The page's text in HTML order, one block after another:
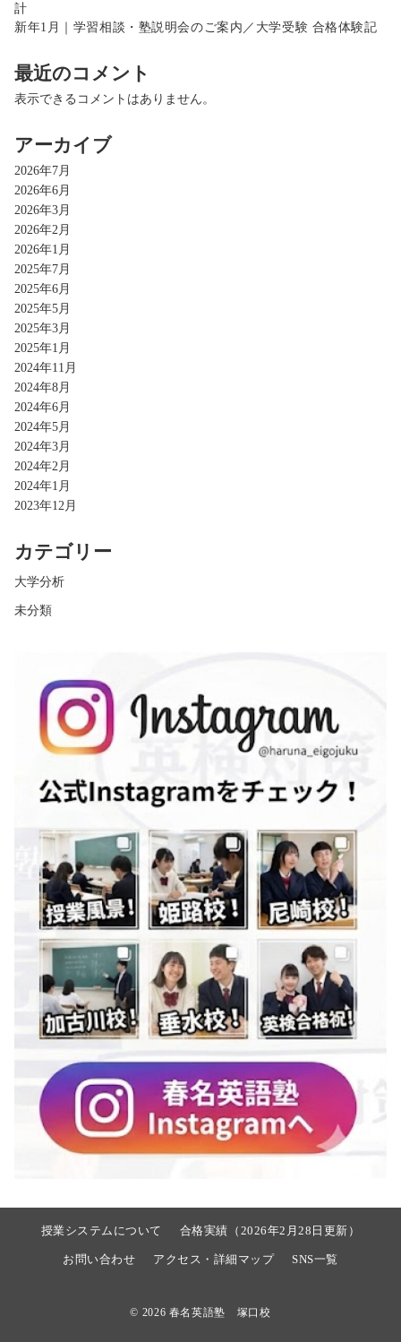
計
新年1月｜学習相談・塾説明会のご案内／大学受験 合格体験記
最近のコメント
表示できるコメントはありません。
アーカイブ
2026年7月
2026年6月
2026年3月
2026年2月
2026年1月
2025年7月
2025年6月
2025年5月
2025年3月
2025年1月
2024年11月
2024年8月
2024年6月
2024年5月
2024年3月
2024年2月
2024年1月
2023年12月
カテゴリー
大学分析
未分類
授業システムについて 合格実績（2026年2月28日更新）
お問い合わせ アクセス・詳細マップ SNS一覧
© 2026 春名英語塾 塚口校